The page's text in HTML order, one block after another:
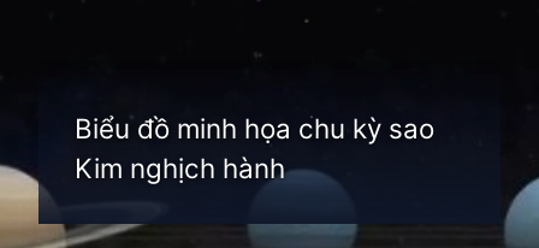
Biểu đồ minh họa chu kỳ sao
Kim nghịch hành